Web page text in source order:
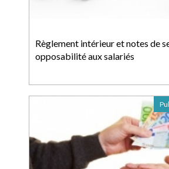
Règlement intérieur et notes de
opposabilité aux salariés